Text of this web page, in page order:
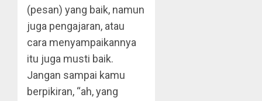
(pesan) yang baik, namun
juga pengajaran, atau
cara menyampaikannya
itu juga musti baik.
Jangan sampai kamu
berpikiran, “ah, yang